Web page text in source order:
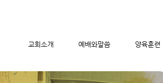
교회소개 예배와말씀 양육훈련
메뉴 건너뛰기